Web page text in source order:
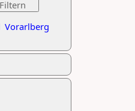
Vorarlberg